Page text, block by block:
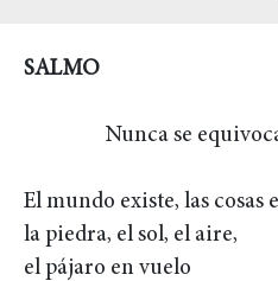
SALMO
Nunca se
El mundo existe, las cosas
la piedra, el sol, el aire,
el pájaro en vuelo